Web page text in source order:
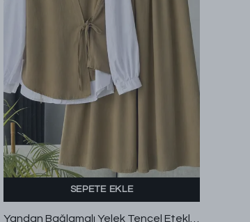
SEPETE EKLE
Yandan Bağlamalı Yelek Tencel Etekli Takım Yağ Yeşili